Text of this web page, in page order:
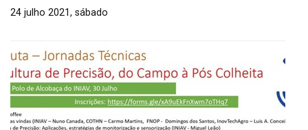
24 julho 2021, sábado